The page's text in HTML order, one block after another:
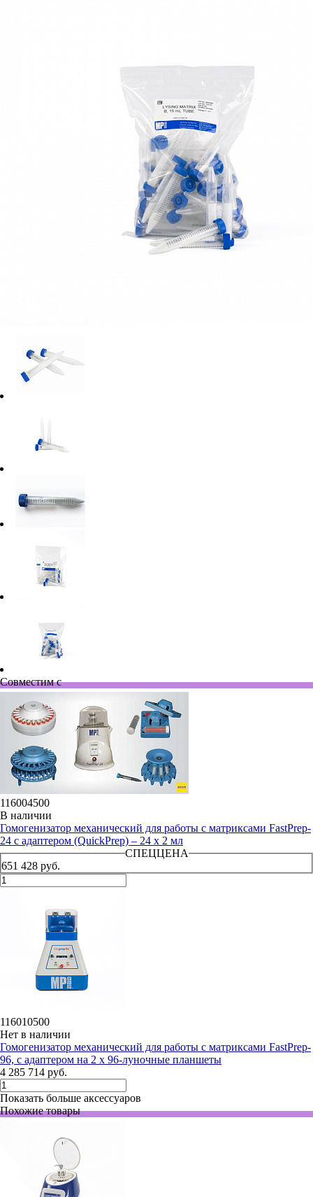
Совместим с
116004500
В наличии
Гомогенизатор механический для работы с матриксами FastPrep-
24 с адаптером (QuickPrep) – 24 х 2 мл
СПЕЦЦЕНА
651 428 руб.
116010500
Нет в наличии
Гомогенизатор механический для работы с матриксами FastPrep-
96, с адаптером на 2 х 96-луночные планшеты
4 285 714 руб.
Показать больше аксессуаров
Похожие товары